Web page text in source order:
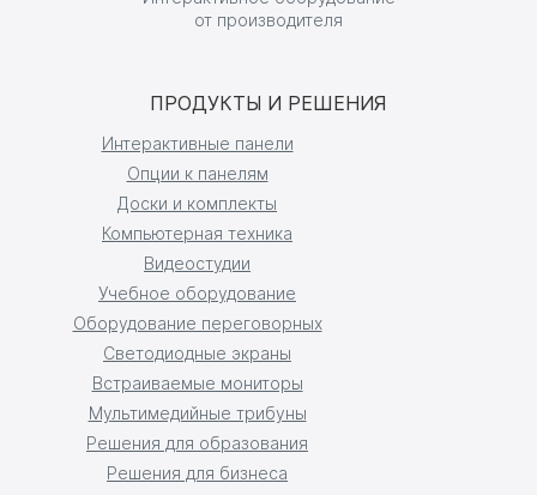
от производителя
ПРОДУКТЫ И РЕШЕНИЯ
Интерактивные панели
Доски и комплекты
Оборудование переговорных
Учебное оборудование
Светодиодные экраны
Встраиваемые мониторы
Мультимедийные трибуны
Решения для образования
Решения для бизнеса
Опции к панелям
Компьютерная техника
Видеостудии